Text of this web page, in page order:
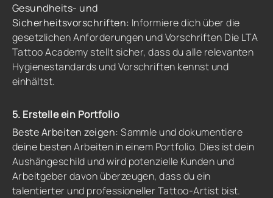
Gesundheits- und
Sicherheitsvorschriften: Informiere dich über die
gesetzlichen Anforderungen und Vorschriften Die LTA
Tattoo Academy stellt sicher, dass du alle relevanten
Hygienestandards und Vorschriften kennst und
einhältst.
5. Erstelle ein Portfolio
Beste Arbeiten zeigen: Sammle und dokumentiere
deine besten Arbeiten in einem Portfolio. Dies ist dein
Aushängeschild und wird potenzielle Kunden und
Arbeitgeber davon überzeugen, dass du ein
talentierter und professioneller Tattoo-Artist bist.